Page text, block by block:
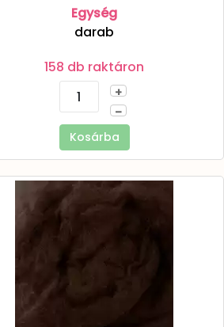
Egység
darab
158 db raktáron
+
–
Kosárba